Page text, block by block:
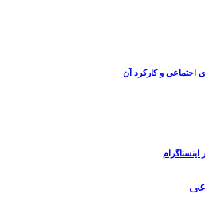
اجتماعی و کارکرد آن